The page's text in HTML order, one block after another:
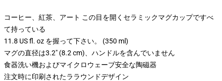
コーヒー、紅茶、アート この目を開くセラミックマグカップですべ
て持っている
11.8 US fl. oz を握って下さい。 (350 ml)
マグの直径は3.2" (8.2 cm)、ハンドルを含んでいません
食器洗い機およびマイクロウェーブ安全な陶磁器
注文時に印刷されたララウンドデザイン